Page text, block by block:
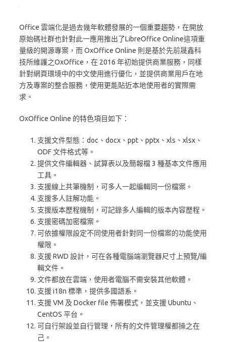
Office 雲端化是過去幾年軟體發展的一個重要趨勢，在開放
原始碼社群也針對此一應用推出了LibreOffice Online這項重
量級的開源專案，而 OxOffice Online 則是基於先前晟鑫科
技所維護之OxOffice，在 2016 年初始提供商業服務，同樣
針對網頁環境中的中文使用進行優化，並提供商業用戶在地
方及專案的整合服務，使用更能貼近本地使用者的實際需
求。
OxOffice Online 的特色項目如下：
支援文件型態：doc、docx、ppt、pptx、xls、xlsx、
ODF 文件格式等。
提供文件編輯器、試算表以及簡報檔 3 種基本文件應用
工具。
支援線上共筆機制，可多人一起編輯同一份檔案。
支援多人註解功能。
支援版本歷程機制，可記錄多人編輯的版本內容歷程。
支援密碼加密檔案。
可依據權限設定不同使用者針對同一份檔案的功能使用
權限。
支援 RWD 設計，可在各種電腦端瀏覽器尺寸上預覽/編
輯文件。
文件都放在雲端，使用者電腦不需安裝其他軟體。
支援 i18n 標準，提供多國語系。
支援 VM 及 Docker file 佈署模式，並支援 Ubuntu、
CentOS 平台。
可自行架設並自行管理，所有的文件管理權都操之在
己。